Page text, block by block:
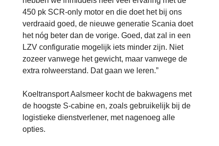
450 pk SCR-only motor en die doet het bij ons
verdraaid goed, de nieuwe generatie Scania doet
het nóg beter dan de vorige. Goed, dat zal in een
LZV configuratie mogelijk iets minder zijn. Niet
zozeer vanwege het gewicht, maar vanwege de
extra rolweerstand. Dat gaan we leren.”
Koeltransport Aalsmeer kocht de bakwagens met
de hoogste S-cabine en, zoals gebruikelijk bij de
logistieke dienstverlener, met nagenoeg alle
opties.